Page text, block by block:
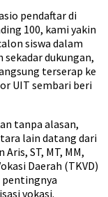
pendaftar di
100, kami yakin
siswa dalam
sekadar dukungan,
terserap ke
UIT sembari beri
tanpa alasan,
lain datang dari
ST, MT, MM,
Daerah (TKVD)
pentingnya
vokasi.